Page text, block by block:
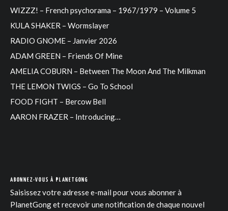
WIZZZ! – French psychorama – 1967/1979 – Volume 5
KULA SHAKER – Wormslayer
RADIO GNOME – Janvier 2026
ADAM GREEN – Friends Of Mine
AMELIA COBURN – Between The Moon And The Milkman
THE LEMON TWIGS – Go To School
FOOD FIGHT – Bercow Bell
AARON FRAZER – Introducing…
ABONNEZ-VOUS À PLANETGONG
Saisissez votre adresse e-mail pour vous abonner à
PlanetGong et recevoir une notification de chaque nouvel